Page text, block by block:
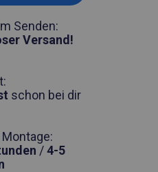
Senden:
Versand!
schon bei dir
/4-5